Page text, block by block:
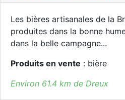
Les bières artisanales de la
produites dans la bonne
dans la belle campagne...
Produits en vente : bière
Environ 61.4 km de Dreux